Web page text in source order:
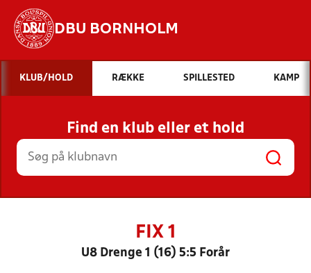
DBU BORNHOLM
Hvad vil du søge efter?
INDHOLD OG NYHEDER
STILLINGER, RESULTATER, KLUBBER OG
HOLD
KLUB/HOLD RÆKKE SPILLESTED KAMP
Find en klub eller et hold
FIX 1
U8 Drenge 1 (16) 5:5 Forår